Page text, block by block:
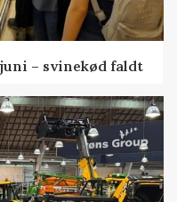
– svinekød faldt